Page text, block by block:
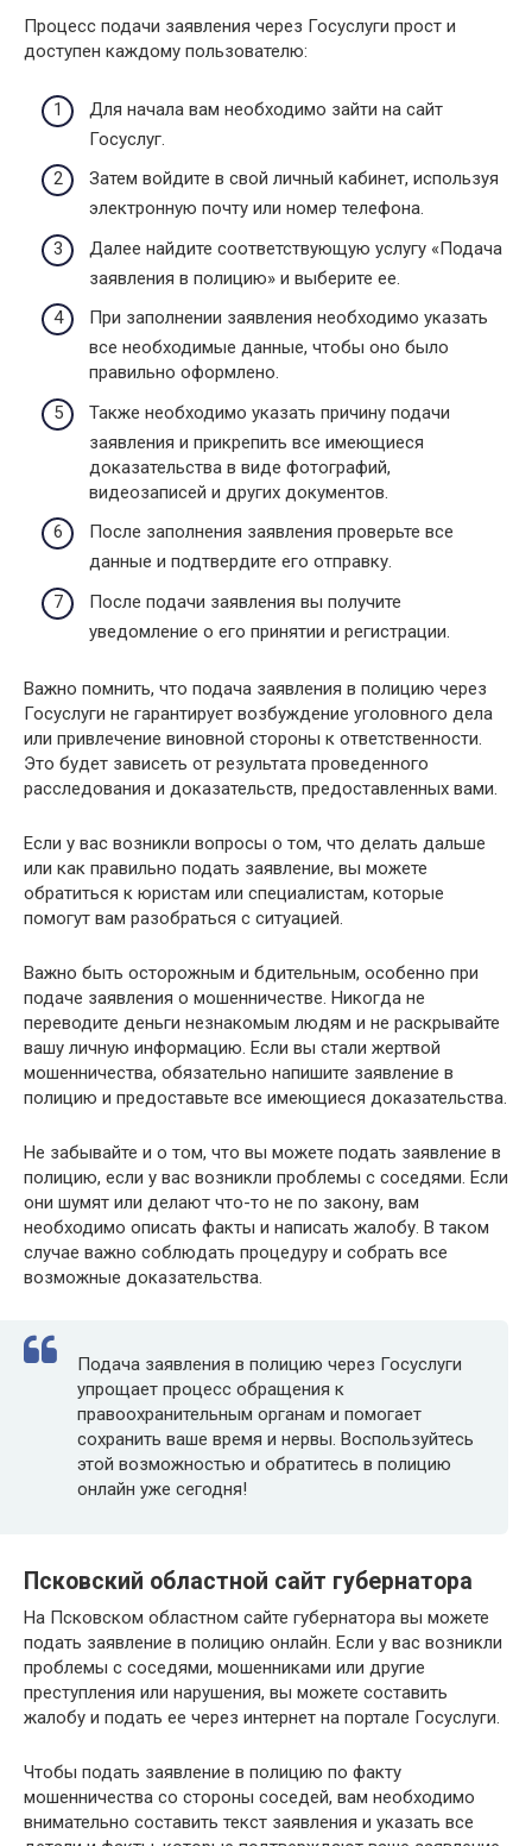
Процесс подачи заявления через Госуслуги прост и
доступен каждому пользователю:
Для начала вам необходимо зайти на сайт
Госуслуг.
Затем войдите в свой личный кабинет, используя
электронную почту или номер телефона.
Далее найдите соответствующую услугу «Подача
заявления в полицию» и выберите ее.
При заполнении заявления необходимо указать
все необходимые данные, чтобы оно было
правильно оформлено.
Также необходимо указать причину подачи
заявления и прикрепить все имеющиеся
доказательства в виде фотографий,
видеозаписей и других документов.
После заполнения заявления проверьте все
данные и подтвердите его отправку.
После подачи заявления вы получите
уведомление о его принятии и регистрации.
Важно помнить, что подача заявления в полицию через
Госуслуги не гарантирует возбуждение уголовного дела
или привлечение виновной стороны к ответственности.
Это будет зависеть от результата проведенного
расследования и доказательств, предоставленных вами.
Если у вас возникли вопросы о том, что делать дальше
или как правильно подать заявление, вы можете
обратиться к юристам или специалистам, которые
помогут вам разобраться с ситуацией.
Важно быть осторожным и бдительным, особенно при
подаче заявления о мошенничестве. Никогда не
переводите деньги незнакомым людям и не раскрывайте
вашу личную информацию. Если вы стали жертвой
мошенничества, обязательно напишите заявление в
полицию и предоставьте все имеющиеся доказательства.
Не забывайте и о том, что вы можете подать заявление в
полицию, если у вас возникли проблемы с соседями. Если
они шумят или делают что-то не по закону, вам
необходимо описать факты и написать жалобу. В таком
случае важно соблюдать процедуру и собрать все
возможные доказательства.
Подача заявления в полицию через Госуслуги
упрощает процесс обращения к
правоохранительным органам и помогает
сохранить ваше время и нервы. Воспользуйтесь
этой возможностью и обратитесь в полицию
онлайн уже сегодня!
Псковский областной сайт губернатора
На Псковском областном сайте губернатора вы можете
подать заявление в полицию онлайн. Если у вас возникли
проблемы с соседями, мошенниками или другие
преступления или нарушения, вы можете составить
жалобу и подать ее через интернет на портале Госуслуги.
Чтобы подать заявление в полицию по факту
мошенничества со стороны соседей, вам необходимо
внимательно составить текст заявления и указать все